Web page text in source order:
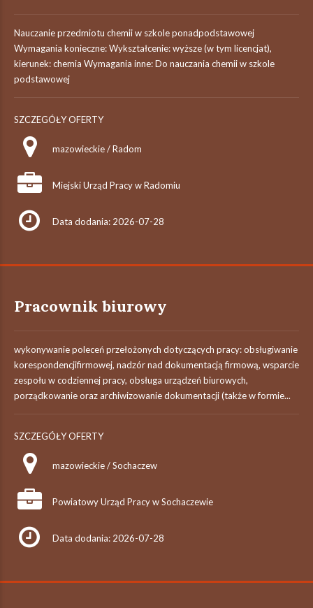
Nauczanie przedmiotu chemii w szkole ponadpodstawowej
Wymagania konieczne: Wykształcenie: wyższe (w tym licencjat),
kierunek: chemia Wymagania inne: Do nauczania chemii w szkole
podstawowej
SZCZEGÓŁY OFERTY
mazowieckie / Radom
Miejski Urząd Pracy w Radomiu
Data dodania: 2026-07-28
Pracownik biurowy
wykonywanie poleceń przełożonych dotyczących pracy: obsługiwanie
korespondencjifirmowej, nadzór nad dokumentacją firmową, wsparcie
zespołu w codziennej pracy, obsługa urządzeń biurowych,
porządkowanie oraz archiwizowanie dokumentacji (także w formie...
SZCZEGÓŁY OFERTY
mazowieckie / Sochaczew
Powiatowy Urząd Pracy w Sochaczewie
Data dodania: 2026-07-28